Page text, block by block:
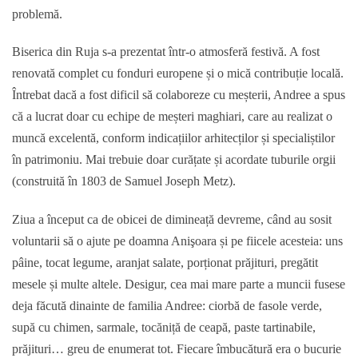
problemă.
Biserica din Ruja s-a prezentat într-o atmosferă festivă. A fost
renovată complet cu fonduri europene și o mică contribuție locală.
Întrebat dacă a fost dificil să colaboreze cu meșterii, Andree a spus
că a lucrat doar cu echipe de meșteri maghiari, care au realizat o
muncă excelentă, conform indicațiilor arhitecților și specialiștilor
în patrimoniu. Mai trebuie doar curățate și acordate tuburile orgii
(construită în 1803 de Samuel Joseph Metz).
Ziua a început ca de obicei de dimineață devreme, când au sosit
voluntarii să o ajute pe doamna Anişoara și pe fiicele acesteia: uns
pâine, tocat legume, aranjat salate, porționat prăjituri, pregătit
mesele și multe altele. Desigur, cea mai mare parte a muncii fusese
deja făcută dinainte de familia Andree: ciorbă de fasole verde,
supă cu chimen, sarmale, tocăniță de ceapă, paste tartinabile,
prăjituri… greu de enumerat tot. Fiecare îmbucătură era o bucurie